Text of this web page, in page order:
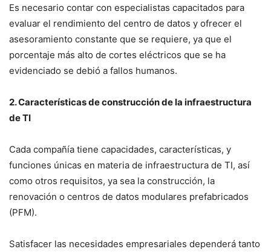
Es necesario contar con especialistas capacitados para
evaluar el rendimiento del centro de datos y ofrecer el
asesoramiento constante que se requiere, ya que el
porcentaje más alto de cortes eléctricos que se ha
evidenciado se debió a fallos humanos.
2. Características de construcción de la infraestructura
de TI
Cada compañía tiene capacidades, características, y
funciones únicas en materia de infraestructura de TI, así
como otros requisitos, ya sea la construcción, la
renovación o centros de datos modulares prefabricados
(PFM).
Satisfacer las necesidades empresariales dependerá tanto